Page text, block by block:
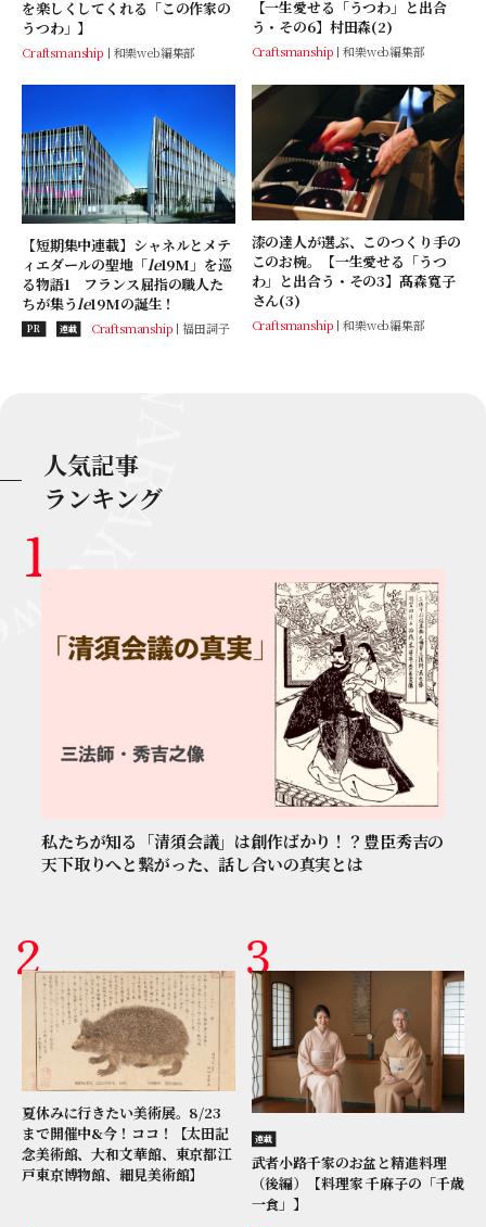
を楽しくしてくれる「この作家の
うつわ」】
Craftsmanship 和樂web編集部
【一生愛せる「うつわ」と出合
う・その6】村田森(2)
Craftsmanship 和樂web編集部
【短期集中連載】シャネルとメテ
ィエダールの聖地「le19M」を巡
る物語1 フランス屈指の職人た
ちが集うle19Mの誕生！
PR 連載 Craftsmanship 福田詞子
漆の達人が選ぶ、このつくり手の
このお椀。【一生愛せる「うつ
わ」と出合う・その3】髙森寬子
さん(3)
Craftsmanship 和樂web編集部
人気記事
ランキング
私たちが知る「清須会議」は創作ばかり！？豊臣秀吉の
天下取りへと繋がった、話し合いの真実とは
夏休みに行きたい美術展。8/23
まで開催中&今！ココ！【太田記
念美術館、大和文華館、東京都江
戸東京博物館、細見美術館】
連載
武者小路千家のお盆と精進料理
（後編）【料理家 千麻子の「千歳
一食」】